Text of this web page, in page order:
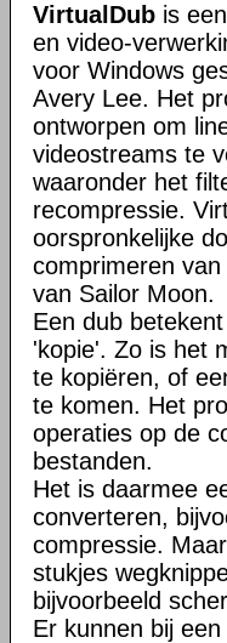
VirtualDub is
en video-
voor Windows
Avery Lee. Het
ontworpen om
videostreams te
waaronder het
recompressie.
oorspronkelijke
comprimeren
van Sailor Moon.
Een dub
'kopie'. Zo is het
te kopiëren, of
te komen. Het
operaties op de
bestanden.
Het is daarmee
converteren,
compressie.
stukjes
bijvoorbeeld
Er kunnen bij